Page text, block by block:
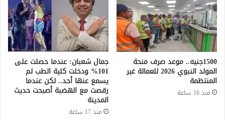
1500جنيه.. موعد صرف منحة
المولد النبوي 2026 للعمالة غير
المنتظمة
منذ 16 ساعة
جمال شعبان: عندما حصلت على
101% ودخلت كلية الطب لم
يسمع عنها أحد.. لكن عندما
رقصت مع الهضبة أصبحت حديث
المدينة
منذ 17 ساعة